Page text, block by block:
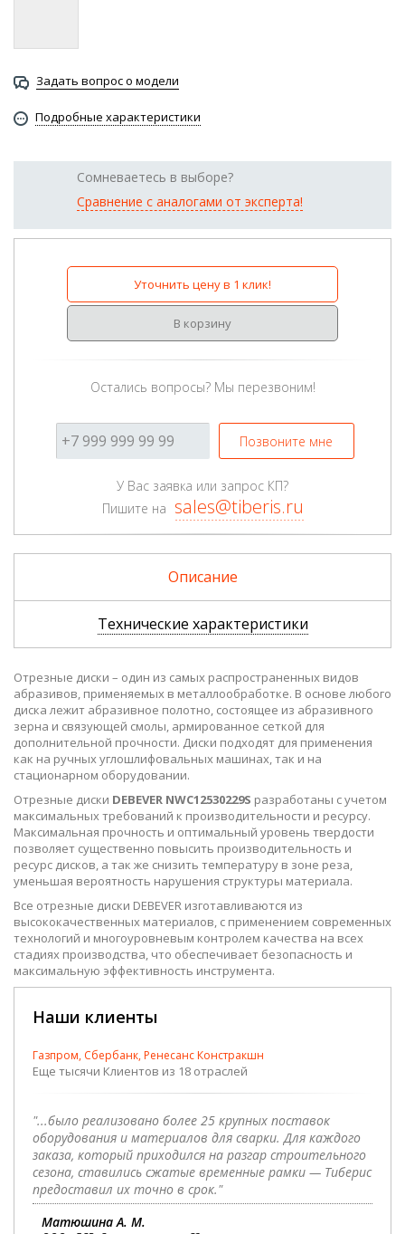
Задать вопрос о модели
Подробные характеристики
Сомневаетесь в выборе?
Сравнение с аналогами от эксперта!
Уточнить цену в 1 клик!
В корзину
Остались вопросы? Мы перезвоним!
Позвоните мне
У Вас заявка или запрос КП?
Пишите на sales@tiberis.ru
Описание
Технические характеристики
Отрезные диски – один из самых распространенных видов
абразивов, применяемых в металлообработке. В основе любого
диска лежит абразивное полотно, состоящее из абразивного
зерна и связующей смолы, армированное сеткой для
дополнительной прочности. Диски подходят для применения
как на ручных углошлифовальных машинах, так и на
стационарном оборудовании.
Отрезные диски DEBEVER NWC12530229S разработаны с учетом
максимальных требований к производительности и ресурсу.
Максимальная прочность и оптимальный уровень твердости
позволяет существенно повысить производительность и
ресурс дисков, а так же снизить температуру в зоне реза,
уменьшая вероятность нарушения структуры материала.
Все отрезные диски DEBEVER изготавливаются из
высококачественных материалов, с применением современных
технологий и многоуровневым контролем качества на всех
стадиях производства, что обеспечивает безопасность и
максимальную эффективность инструмента.
Наши клиенты
Газпром, Сбербанк, Ренесанс Констракшн
Еще тысячи Клиентов из 18 отраслей
"...было реализовано более 25 крупных поставок
оборудования и материалов для сварки. Для каждого
заказа, который приходился на разгар строительного
сезона, ставились сжатые временные рамки — Тиберис
предоставил их точно в срок."
Матюшина А. М.